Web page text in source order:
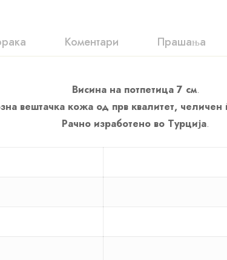
Коментари Прашања
Висина на потпетица 7 см.
вештачка кожа од прв квалитет, челичен
Рачно изработено во Турција.